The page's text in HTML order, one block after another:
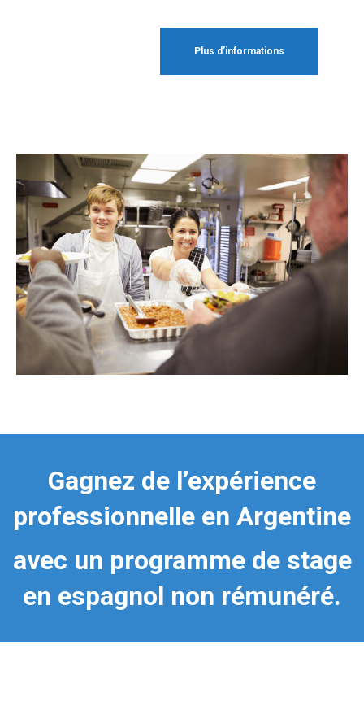
Plus d’informations
Gagnez de l’expérience
professionnelle en Argentine
avec un programme de stage
en espagnol non rémunéré.